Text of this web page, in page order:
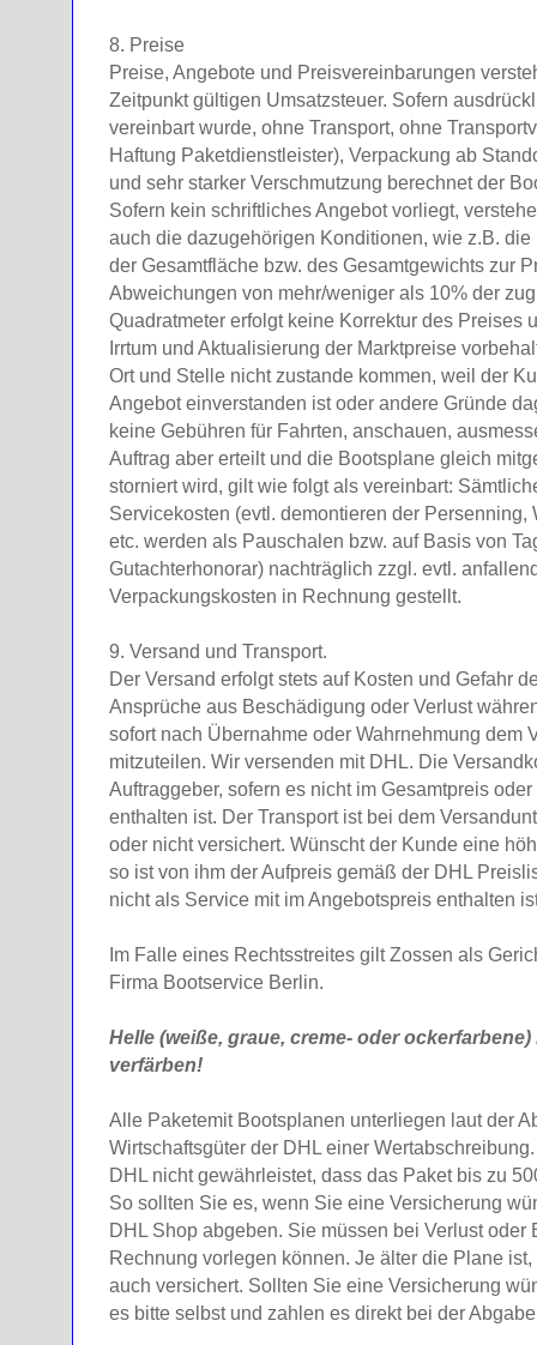
8. Preise
Preise, Angebote und Preisvereinbarungen
Zeitpunkt gültigen Umsatzsteuer. Sofern
vereinbart wurde, ohne Transport, ohne
Haftung Paketdienstleister), Verpackung ab
und sehr starker Verschmutzung berechnet der
Sofern kein schriftliches Angebot vorliegt,
auch die dazugehörigen Konditionen, wie z.B.
der Gesamtfläche bzw. des Gesamtgewichts zur
Abweichungen von mehr/weniger als 10% der
Quadratmeter erfolgt keine Korrektur des Preises
Irrtum und Aktualisierung der Marktpreise
Ort und Stelle nicht zustande kommen, weil der
Angebot einverstanden ist oder andere Gründe
keine Gebühren für Fahrten, anschauen,
Auftrag aber erteilt und die Bootsplane gleich
storniert wird, gilt wie folgt als vereinbart:
Servicekosten (evtl. demontieren der Persenning,
etc. werden als Pauschalen bzw. auf Basis von
Gutachterhonorar) nachträglich zzgl. evtl.
Verpackungskosten in Rechnung gestellt.
9. Versand und Transport.
Der Versand erfolgt stets auf Kosten und Gefahr
Ansprüche aus Beschädigung oder Verlust
sofort nach Übernahme oder Wahrnehmung dem
mitzuteilen. Wir versenden mit DHL. Die
Auftraggeber, sofern es nicht im Gesamtpreis
enthalten ist. Der Transport ist bei dem
oder nicht versichert. Wünscht der Kunde eine
so ist von ihm der Aufpreis gemäß der DHL
nicht als Service mit im Angebotspreis enthalten
Im Falle eines Rechtsstreites gilt Zossen als
Firma Bootservice Berlin.
Helle (weiße, graue, creme- oder
verfärben!
Alle Paketemit Bootsplanen unterliegen laut der
Wirtschaftsgüter der DHL einer
DHL nicht gewährleistet, dass das Paket bis zu
So sollten Sie es, wenn Sie eine Versicherung
DHL Shop abgeben. Sie müssen bei Verlust oder
Rechnung vorlegen können. Je älter die Plane
auch versichert. Sollten Sie eine Versicherung
es bitte selbst und zahlen es direkt bei der